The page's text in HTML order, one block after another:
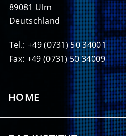
89081 Ulm
Deutschland
Tel.: +49 (0731) 50 34001
Fax: +49 (0731) 50 34009
HOME